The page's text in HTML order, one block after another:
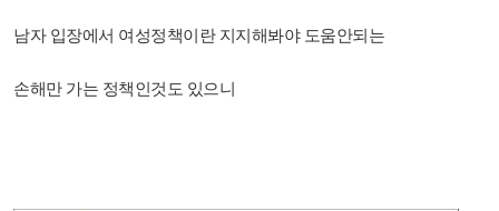
남자 입장에서 여성정책이란 지지해봐야 도움안되는
손해만 가는 정책인것도 있으니